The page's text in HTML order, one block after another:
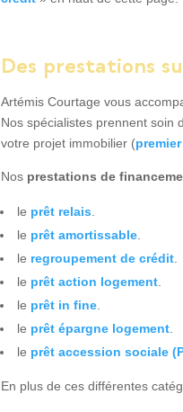
Des prestations
Artémis Courtage vous
Nos spécialistes prennent soin
votre projet immobilier (
Nos prestations de
le prêt relais
le prêt amortissable.
le regroupement de crédit.
le prêt action logement.
le prêt in fine.
le prêt épargne logement.
le prêt accession sociale
En plus de ces différentes